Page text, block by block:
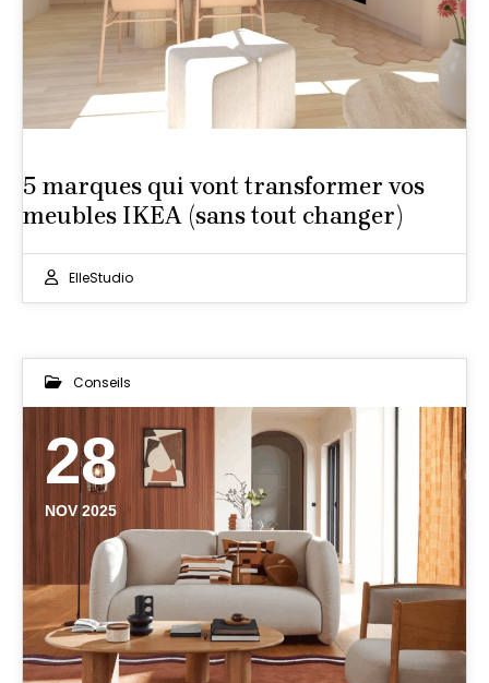
5 marques qui vont transformer vos
meubles IKEA (sans tout changer)
ElleStudio
Conseils
28
NOV 2025